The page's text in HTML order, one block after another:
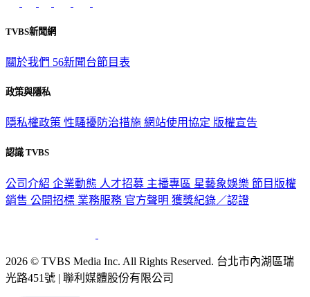
TVBS新聞網
關於我們 56新聞台節目表
政策與隱私
隱私權政策 性騷擾防治措施 網站使用協定 版權宣告
認識 TVBS
公司介紹 企業動態 人才招募 主播專區 星藝象娛樂 節目版權
銷售 公開招標 業務服務 官方聲明 獲獎紀錄／認證
2026 © TVBS Media Inc. All Rights Reserved. 台北市內湖區瑞
光路451號 | 聯利媒體股份有限公司